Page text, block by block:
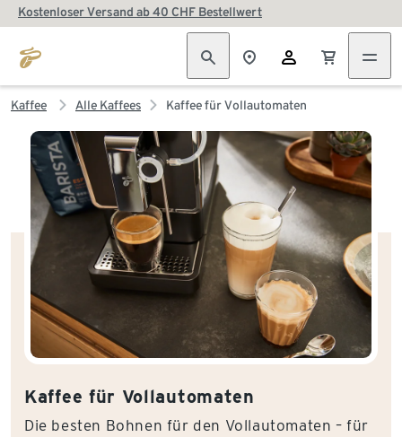
Kostenloser Versand ab 40 CHF Bestellwert
Kaffee Alle Kaffees Kaffee für Vollautomaten
Kaffee für Vollautomaten
Die besten Bohnen für den Vollautomaten – für